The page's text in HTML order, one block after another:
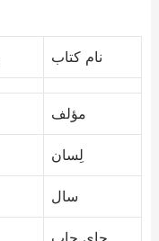
نام کتاب
مؤلف
لِسان
سال